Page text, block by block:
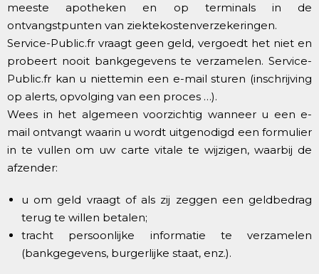
meeste apotheken en op terminals in de
ontvangstpunten van ziektekostenverzekeringen.
Service-Public.fr vraagt geen geld, vergoedt het niet en
probeert nooit bankgegevens te verzamelen. Service-
Public.fr kan u niettemin een e-mail sturen (inschrijving
op alerts, opvolging van een proces …).
Wees in het algemeen voorzichtig wanneer u een e-
mail ontvangt waarin u wordt uitgenodigd een formulier
in te vullen om uw carte vitale te wijzigen, waarbij de
afzender:
u om geld vraagt of als zij zeggen een geldbedrag
terug te willen betalen;
tracht persoonlijke informatie te verzamelen
(bankgegevens, burgerlijke staat, enz.).